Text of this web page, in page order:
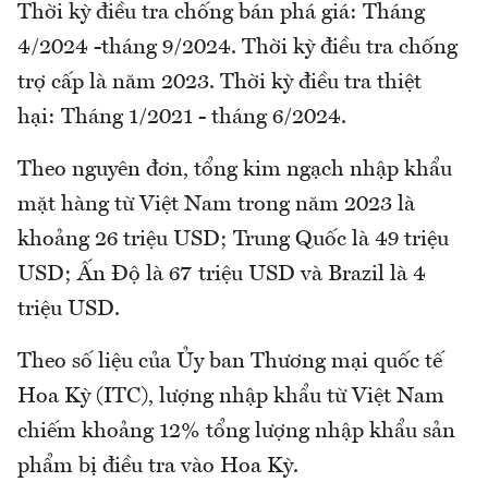
Thời kỳ điều tra chống bán phá giá: Tháng
4/2024 -tháng 9/2024. Thời kỳ điều tra chống
trợ cấp là năm 2023. Thời kỳ điều tra thiệt
hại: Tháng 1/2021 - tháng 6/2024.
Theo nguyên đơn, tổng kim ngạch nhập khẩu
mặt hàng từ Việt Nam trong năm 2023 là
khoảng 26 triệu USD; Trung Quốc là 49 triệu
USD; Ấn Độ là 67 triệu USD và Brazil là 4
triệu USD.
Theo số liệu của Ủy ban Thương mại quốc tế
Hoa Kỳ (ITC), lượng nhập khẩu từ Việt Nam
chiếm khoảng 12% tổng lượng nhập khẩu sản
phẩm bị điều tra vào Hoa Kỳ.